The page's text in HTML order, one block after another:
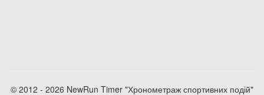
© 2012 - 2026 NewRun Timer "Хронометраж спортивних подій"